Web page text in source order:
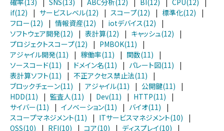
if(12)
| サービスレベル(12) | スコープ(12) | 標準化(12)
|
フロー(12)
| 情報資産(12) | iotデバイス(12)
|
ソフトウェア開発(12)
| 表計算(12) | キャッシュ(12)
|
プロジェクトスコープ(12)
| PMBOK(11)
|
アジャイル開発(11)
| 稼働率(11) | 関数(11)
|
ソースコード(11)
| ドメイン名(11) | パレート図(11)
|
表計算ソフト(11)
| 不正アクセス禁止法(11)
|
ブロックチェーン(11)
| アジャイル(11) | 公開鍵(11)
|
HDD(11)
| 監査人(11) | Dev(11) | HTTP(11)
|
サイバー(11)
| イノベーション(11) | バイオ(11)
|
スコープマネジメント(11)
| ITサービスマネジメント(10)
|
OSS(10)
| RFI(10) | コア(10) | ディスプレイ(10)
|